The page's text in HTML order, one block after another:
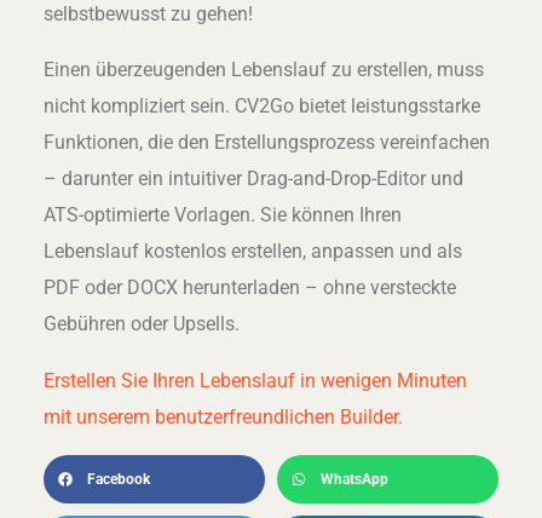
selbstbewusst zu gehen!
Einen überzeugenden Lebenslauf zu erstellen, muss
nicht kompliziert sein. CV2Go bietet leistungsstarke
Funktionen, die den Erstellungsprozess vereinfachen
– darunter ein intuitiver Drag-and-Drop-Editor und
ATS-optimierte Vorlagen. Sie können Ihren
Lebenslauf kostenlos erstellen, anpassen und als
PDF oder DOCX herunterladen – ohne versteckte
Gebühren oder Upsells.
Erstellen Sie Ihren Lebenslauf in wenigen Minuten
mit unserem benutzerfreundlichen Builder.
Facebook WhatsApp